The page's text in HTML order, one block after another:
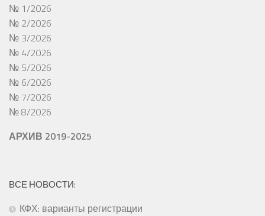
№ 1/2026
№ 2/2026
№ 3/2026
№ 4/2026
№ 5/2026
№ 6/2026
№ 7/2026
№ 8/2026
АРХИВ 2019-2025
ВСЕ НОВОСТИ:
КФХ: варианты регистрации